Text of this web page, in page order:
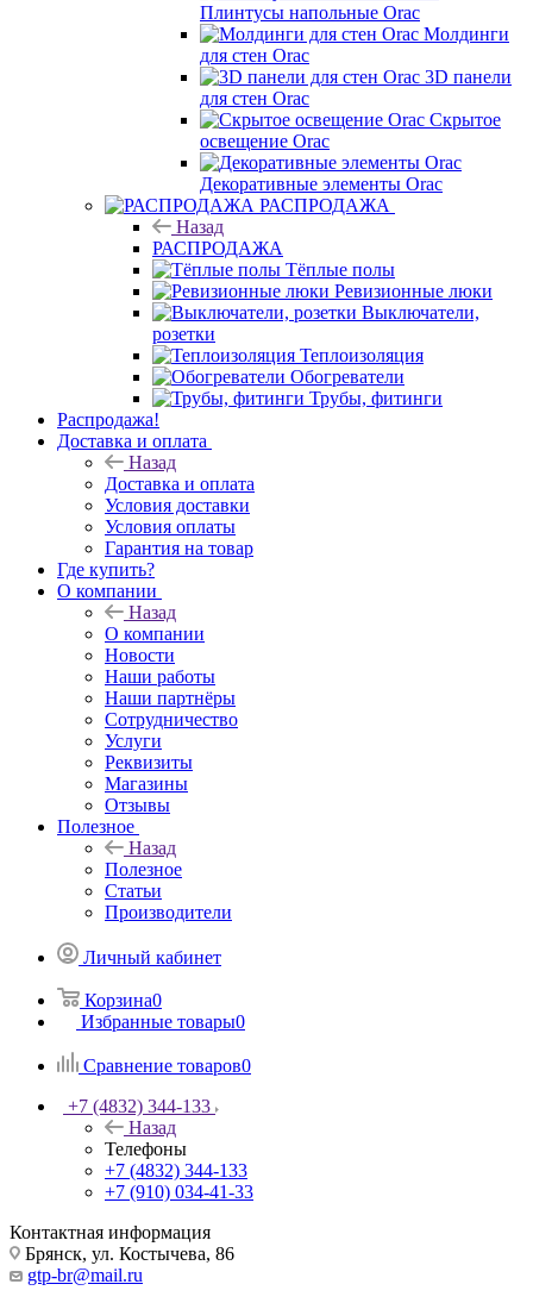
Плинтусы напольные Orac
Молдинги
для стен Orac
3D панели
для стен Orac
Скрытое
освещение Orac
Декоративные элементы Orac
РАСПРОДАЖА
Назад
РАСПРОДАЖА
Тёплые полы
Ревизионные люки
Выключатели,
розетки
Теплоизоляция
Обогреватели
Трубы, фитинги
Распродажа!
Доставка и оплата
Назад
Доставка и оплата
Условия доставки
Условия оплаты
Гарантия на товар
Где купить?
О компании
Назад
О компании
Новости
Наши работы
Наши партнёры
Сотрудничество
Услуги
Реквизиты
Магазины
Отзывы
Полезное
Назад
Полезное
Статьи
Производители
Личный кабинет
Корзина0
Избранные товары0
Сравнение товаров0
+7 (4832) 344-133
Назад
Телефоны
+7 (4832) 344-133
+7 (910) 034-41-33
Контактная информация
Брянск, ул. Костычева, 86
gtp-br@mail.ru